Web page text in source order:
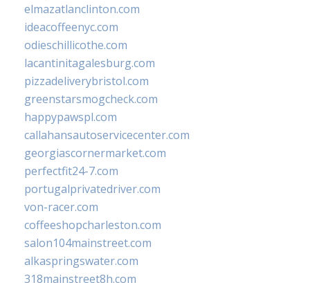
elmazatlanclinton.com
ideacoffeenyc.com
odieschillicothe.com
lacantinitagalesburg.com
pizzadeliverybristol.com
greenstarsmogcheck.com
happypawspl.com
callahansautoservicecenter.com
georgiascornermarket.com
perfectfit24-7.com
portugalprivatedriver.com
von-racer.com
coffeeshopcharleston.com
salon104mainstreet.com
alkaspringswater.com
318mainstreet8h.com